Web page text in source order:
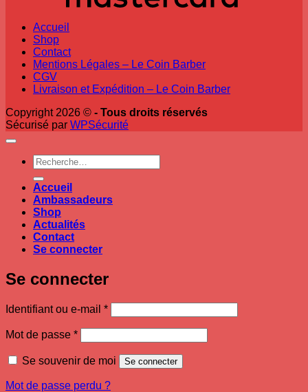
Accueil
Shop
Contact
Mentions Légales – Le Coin Barber
CGV
Livraison et Expédition – Le Coin Barber
Copyright 2026 © - Tous droits réservés
Sécurisé par WPSécurité
Recherche
pour :
Accueil
Ambassadeurs
Shop
Actualités
Contact
Se connecter
Se connecter
Identifiant ou e-mail *Obligatoire
Mot de passe *Obligatoire
Se souvenir de moi Se connecter
Mot de passe perdu ?